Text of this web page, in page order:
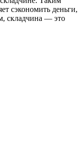
сэкономить деньги,
складчина — это